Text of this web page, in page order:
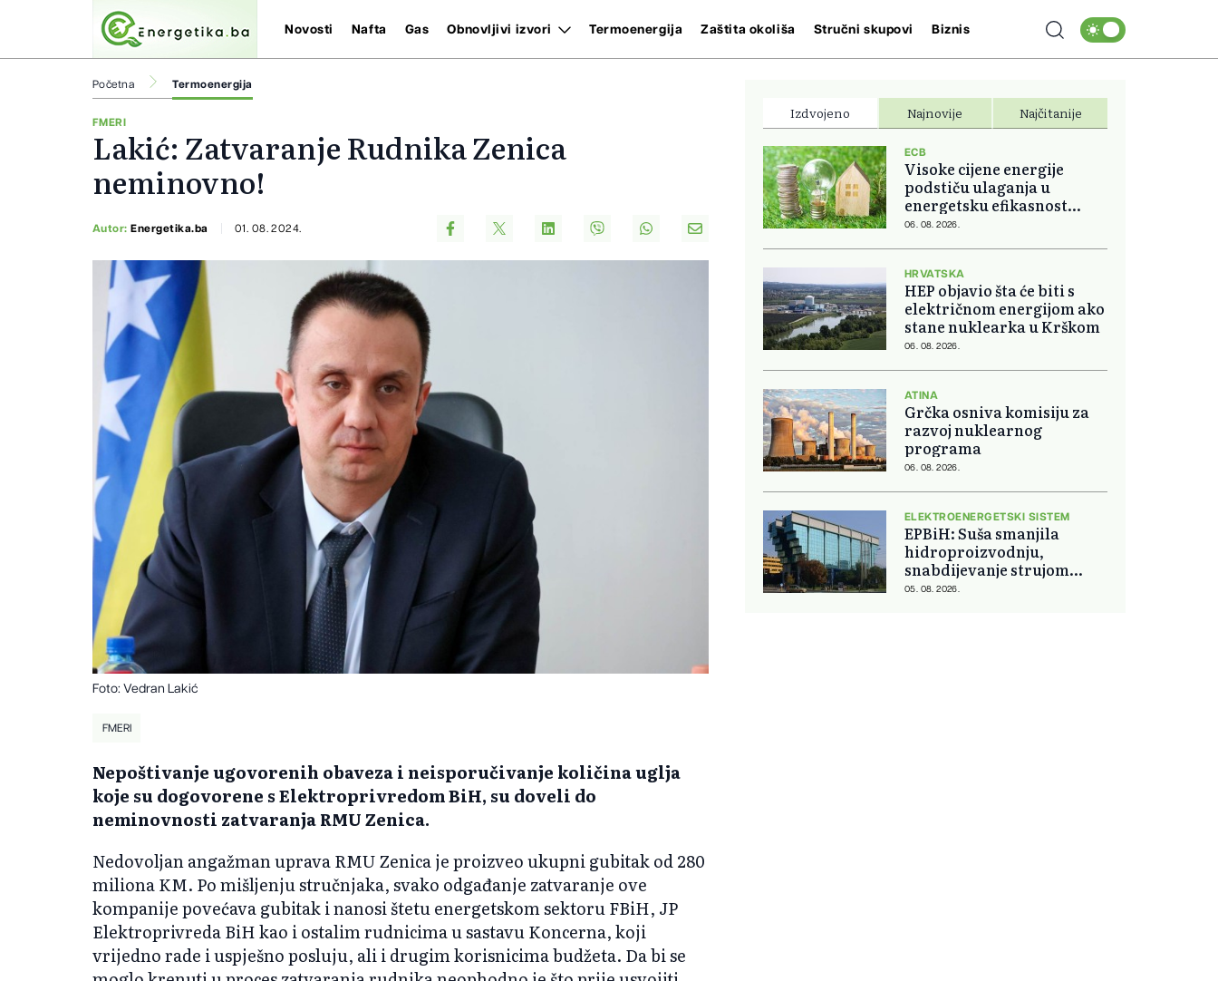
Novosti Nafta Gas Obnovljivi izvori Termoenergija Zaštita okoliša Stručni skupovi Biznis
Početna Termoenergija
FMERI
Lakić: Zatvaranje Rudnika Zenica
neminovno!
Autor:Energetika.ba 01. 08. 2024.
Foto: Vedran Lakić
FMERI
Nepoštivanje ugovorenih obaveza i neisporučivanje količina uglja
koje su dogovorene s Elektroprivredom BiH, su doveli do
neminovnosti zatvaranja RMU Zenica.
Nedovoljan angažman uprava RMU Zenica je proizveo ukupni gubitak od 280
miliona KM. Po mišljenju stručnjaka, svako odgađanje zatvaranje ove
kompanije povećava gubitak i nanosi štetu energetskom sektoru FBiH, JP
Elektroprivreda BiH kao i ostalim rudnicima u sastavu Koncerna, koji
vrijedno rade i uspješno posluju, ali i drugim korisnicima budžeta. Da bi se
Izdvojeno Najnovije Najčitanije
ECB
Visoke cijene energije
podstiču ulaganja u
energetsku efikasnost
domova
06. 08. 2026.
HRVATSKA
HEP objavio šta će biti s
električnom energijom ako
stane nuklearka u Krškom
06. 08. 2026.
ATINA
Grčka osniva komisiju za
razvoj nuklearnog
programa
06. 08. 2026.
ELEKTROENERGETSKI SISTEM
EPBiH: Suša smanjila
hidroproizvodnju,
snabdijevanje strujom
ostaje stabilno
05. 08. 2026.